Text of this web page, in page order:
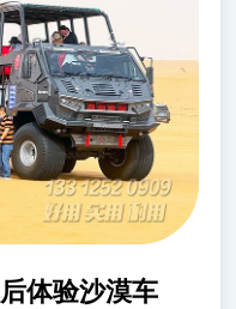
体验沙漠车